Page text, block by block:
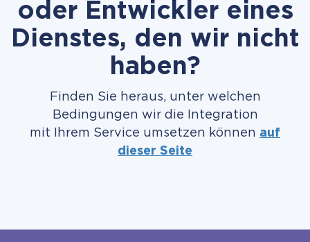
oder Entwickler eines
Dienstes, den wir nicht
haben?
Finden Sie heraus, unter welchen
Bedingungen wir die Integration
mit Ihrem Service umsetzen können auf
dieser Seite